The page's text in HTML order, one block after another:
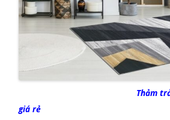
Thảm trải ghế
giá rẻ